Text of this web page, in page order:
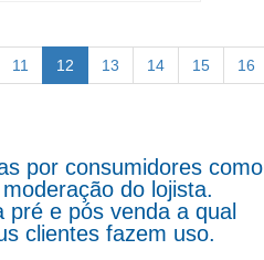
11 12 13 14 15 16
por consumidores como
do lojista.
e pós venda a qual
clientes fazem uso.